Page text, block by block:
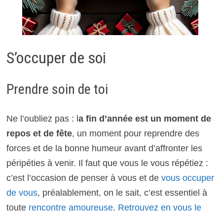
S’occuper de soi
Prendre soin de toi
Ne l’oubliez pas : la fin d’année est un moment de
repos et de fête, un moment pour reprendre des
forces et de la bonne humeur avant d’affronter les
péripéties à venir. Il faut que vous le vous répétiez :
c’est l’occasion de penser à vous et de vous occuper
de vous, préalablement, on le sait, c’est essentiel à
toute rencontre amoureuse. Retrouvez en vous le